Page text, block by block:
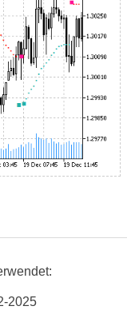
2025